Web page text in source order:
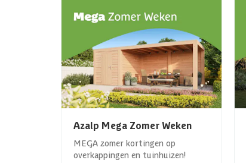
Azalp Mega Zomer Weken
MEGA zomer kortingen op
overkappingen en tuinhuizen!